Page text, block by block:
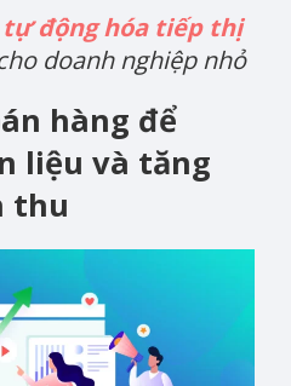
tự động hóa tiếp thị
doanh nghiệp nhỏ
hàng để
liệu và tăng
thu